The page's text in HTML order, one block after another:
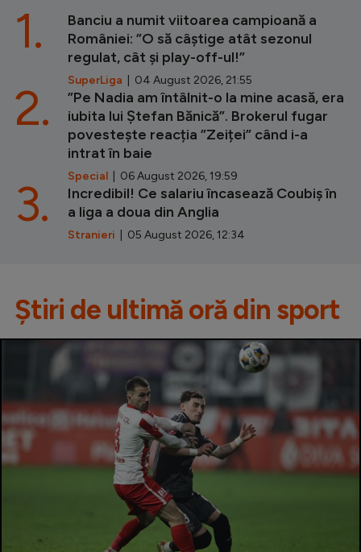
Banciu a numit viitoarea campioană a
României: ”O să câștige atât sezonul
regulat, cât și play-off-ul!”
SuperLiga | 04 August 2026, 21:55
1.
”Pe Nadia am întâlnit-o la mine acasă, era
iubita lui Ștefan Bănică”. Brokerul fugar
povestește reacția ”Zeiței” când i-a
intrat în baie
Special | 06 August 2026, 19:59
2.
Incredibil! Ce salariu încasează Coubiș în
a liga a doua din Anglia
Stranieri | 05 August 2026, 12:34
3.
Știri de ultimă oră din sport